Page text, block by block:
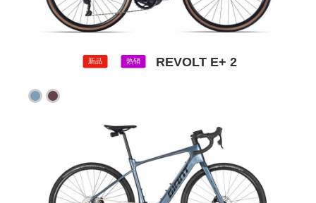
新品 热销 REVOLT E+ 2